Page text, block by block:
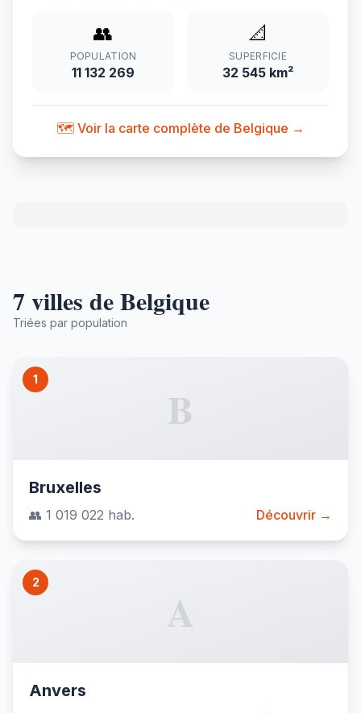
👥
POPULATION
11 132 269
📐
SUPERFICIE
32 545 km²
🗺️ Voir la carte complète de Belgique →
7 villes de Belgique
Triées par population
1
B
Bruxelles
👥 1 019 022 hab. Découvrir →
2
A
Anvers